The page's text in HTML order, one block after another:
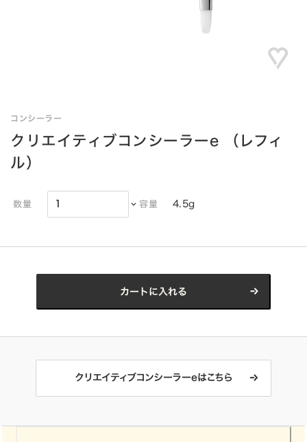
コンシーラー
クリエイティブコンシーラーe （レフィ
ル）
数量 容量 4.5g
カートに入れる
クリエイティブコンシーラーeはこちら